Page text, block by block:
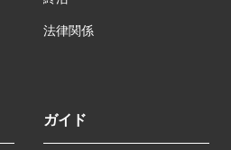
法律関係
ガイド